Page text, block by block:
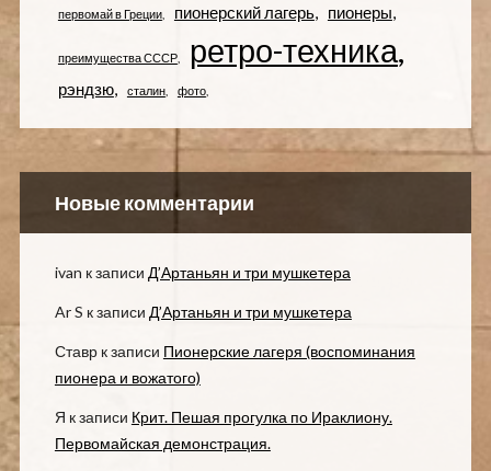
первомай в Греции пионерский лагерь пионеры
преимущества СССР ретро-техника
рэндзю сталин фото
Новые комментарии
ivan к записи Д’Артаньян и три мушкетера
Ar S к записи Д’Артаньян и три мушкетера
Ставрк записи Пионерские лагеря (воспоминания
пионера и вожатого)
Я к записи Крит. Пешая прогулка по Ираклиону.
Первомайская демонстрация.